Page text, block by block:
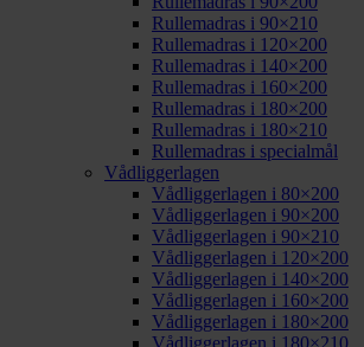
Rullemadras i 90×210
Rullemadras i 120×200
Rullemadras i 140×200
Rullemadras i 160×200
Rullemadras i 180×200
Rullemadras i 180×210
Rullemadras i specialmål
Vådliggerlagen
Vådliggerlagen i 80×200
Vådliggerlagen i 90×200
Vådliggerlagen i 90×210
Vådliggerlagen i 120×200
Vådliggerlagen i 140×200
Vådliggerlagen i 160×200
Vådliggerlagen i 180×200
Vådliggerlagen i 180×210